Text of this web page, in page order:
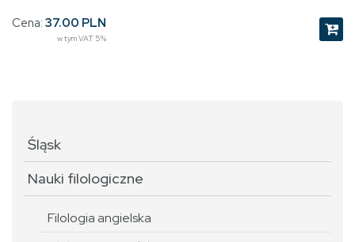
Cena: 37.00 PLN
w tym VAT 5%
Śląsk
Nauki filologiczne
Filologia angielska